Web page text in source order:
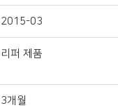
2015-03
리퍼 제품
3개월